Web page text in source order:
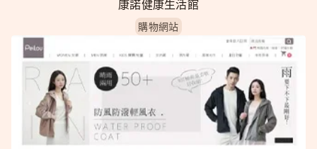
康諾健康生活館
購物網站